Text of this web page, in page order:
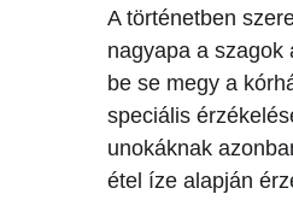
A történetben
nagyapa a szagok
be se megy a
speciális
unokáknak
étel íze alapján